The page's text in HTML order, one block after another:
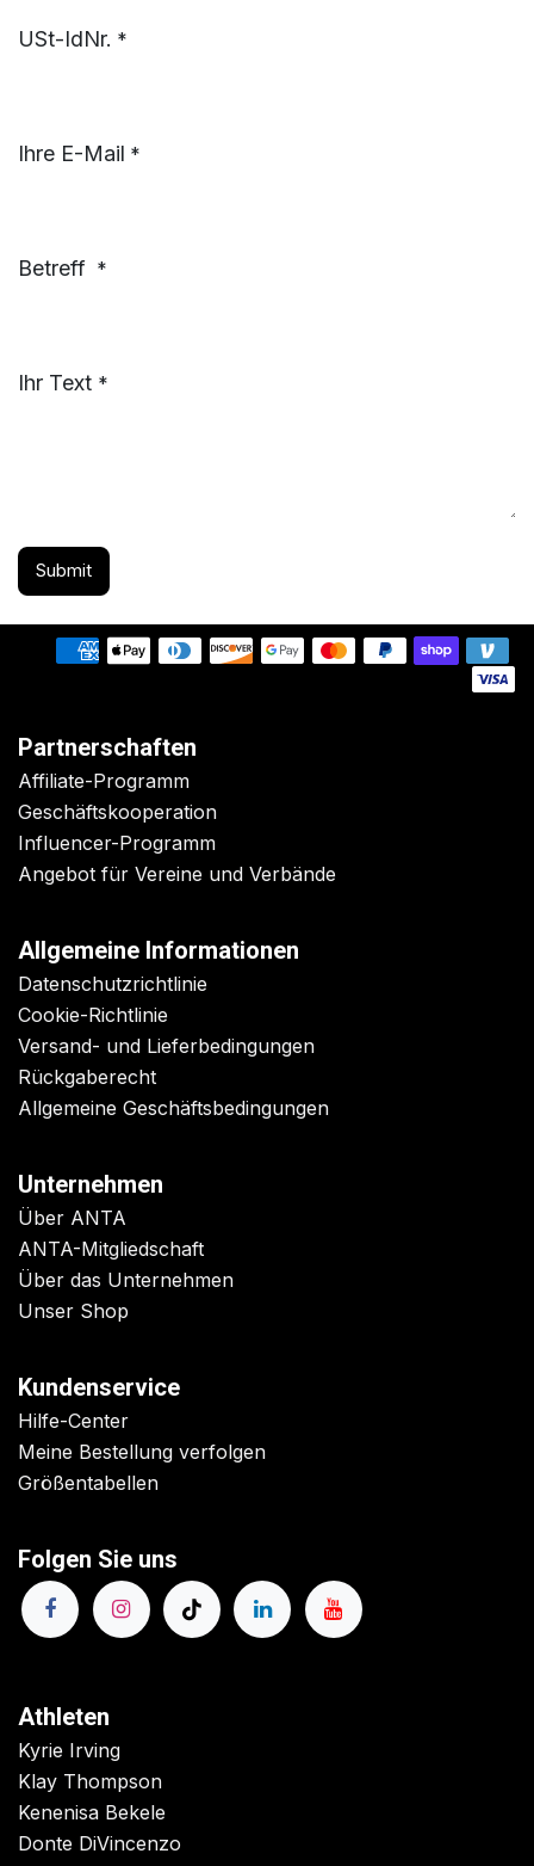
USt-IdNr. *
Ihre E-Mail *
Betreff *
Ihr Text *
Submit
Partnerschaften
Affiliate-Programm
Geschäftskooperation
Influencer-Programm
Angebot für Vereine und Verbände
Allgemeine Informationen
Datenschutzrichtlinie
Cookie-Richtlinie
Versand- und Lieferbedingungen
Rückgaberecht
Allgemeine Geschäftsbedingungen
Unternehmen
Über ANTA
ANTA-Mitgliedschaft
Über das Unternehmen
Unser Shop
Kundenservice
Hilfe-Center
Meine Bestellung verfolgen
Größentabellen
Folgen Sie uns
Athleten
Kyrie Irving
Klay Thompson
Kenenisa Bekele
Donte DiVincenzo